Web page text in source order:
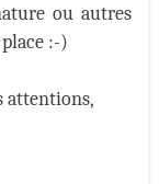
ou autres
:-)
attentions,